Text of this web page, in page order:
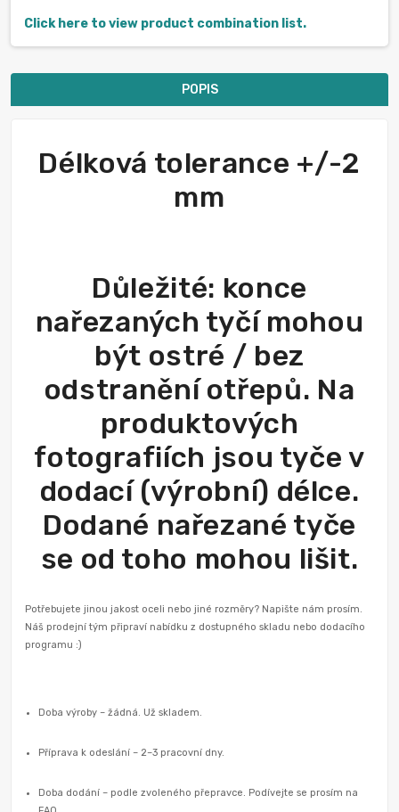
Click here to view product combination list.
POPIS
Délková tolerance +/-2
mm
Důležité: konce
nařezaných tyčí mohou
být ostré / bez
odstranění otřepů. Na
produktových
fotografiích jsou tyče v
dodací (výrobní) délce.
Dodané nařezané tyče
se od toho mohou lišit.
Potřebujete jinou jakost oceli nebo jiné rozměry? Napište nám prosím.
Náš prodejní tým připraví nabídku z dostupného skladu nebo dodacího
programu :)
Doba výroby – žádná. Už skladem.
Příprava k odeslání – 2–3 pracovní dny.
Doba dodání – podle zvoleného přepravce. Podívejte se prosím na